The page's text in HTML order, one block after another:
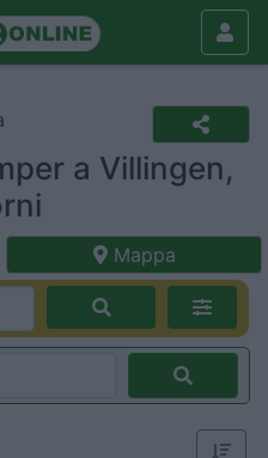
a Villingen,
Mappa